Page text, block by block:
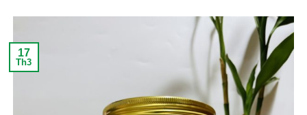
17
Th3